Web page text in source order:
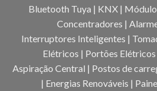
Bluetooth Tuya | KNX |
Concentradores |
Interruptores Inteligentes |
Elétricos | Portões
Aspiração Central | Postos de
| Energias Renováveis |